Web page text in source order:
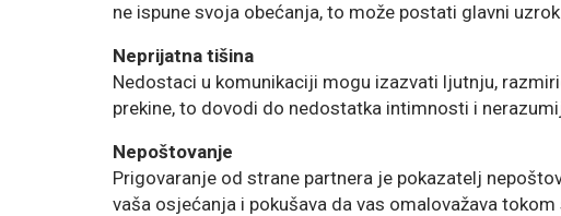
ne ispune svoja obećanja, to može postati glavni
Neprijatna tišina
Nedostaci u komunikaciji mogu izazvati ljutnju,
prekine, to dovodi do nedostatka intimnosti i
Nepoštovanje
Prigovaranje od strane partnera je pokazatelj
vaša osjećanja i pokušava da vas omalovažava